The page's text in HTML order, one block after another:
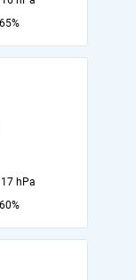
65%
hPa
60%